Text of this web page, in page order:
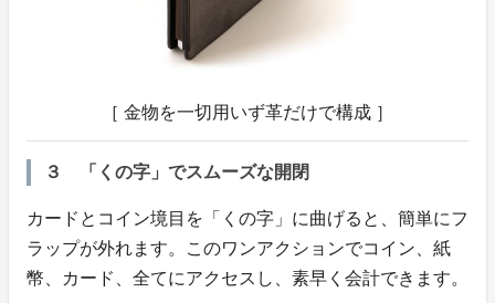
［ 金物を一切用いず革だけで構成 ］
３ 「くの字」でスムーズな開閉
カードとコイン境目を「くの字」に曲げると、簡単にフ
ラップが外れます。このワンアクションでコイン、紙
幣、カード、全てにアクセスし、素早く会計できます。